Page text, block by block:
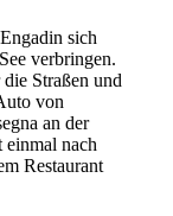
sich
verbringen.
Straßen und
von
an der
einmal nach
Restaurant